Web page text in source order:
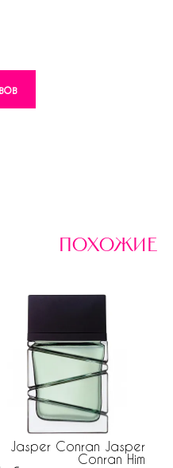
похожие
Jasper Conran Jasper
Conran Him